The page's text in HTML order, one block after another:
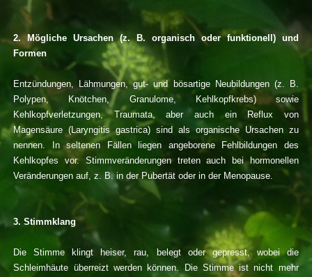
2. Mögliche Ursachen (z. B. organisch oder funktionell) und
Formen
Entzündungen, Lähmungen, gut- und bösartige Neubildungen (z. B.
Polypen, Knötchen, Granulome, Kehlkopfkrebs) sowie
Kehlkopfverletzungen, Traumata, aber auch ein Reflux von
Magensäure (Laryngitis gastrica) sind als organische Ursachen zu
nennen. In seltenen Fällen liegen angeborene Fehlbildungen des
Kehlkopfes vor. Stimmveränderungen treten auch bei hormonellen
Veränderungen auf, z. B. in der Pubertät oder in der Menopause.
3. Stimmklang
Die Stimme klingt heiser, rau, belegt oder gepresst, wobei die
Schleimhäute überreizt werden können. Die Stimme ist nicht mehr